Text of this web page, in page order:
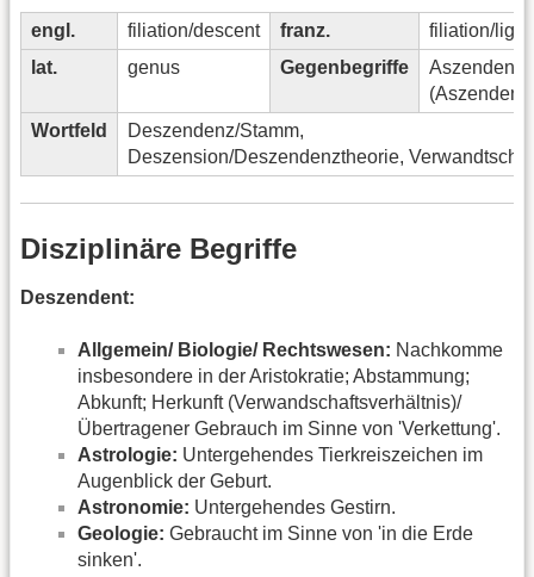
engl. filiation/descent franz.
filiation/
lat.
genus Gegenbegriffe
Aszendent
Wortfeld
Deszendenz/Stamm,
Deszension/Deszendenztheorie,
Disziplinäre Begriffe
Deszendent:
Allgemein/ Biologie/ Rechtswesen: Nachkomme
insbesondere in der Aristokratie; Abstammung;
Abkunft; Herkunft (Verwandschaftsverhältnis)/
Übertragener Gebrauch im Sinne von 'Verkettung'.
Astrologie: Untergehendes Tierkreiszeichen im
Augenblick der Geburt.
Astronomie: Untergehendes Gestirn.
Geologie: Gebraucht im Sinne von 'in die Erde
sinken'.